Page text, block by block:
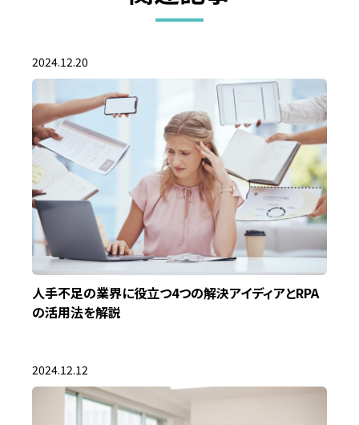
2024.12.20
人手不足の業界に役立つ4つの解決アイディアとRPA
の活用法を解説
2024.12.12